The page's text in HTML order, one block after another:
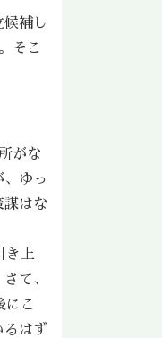
補し
そこ
がな
、ゆっ
謀はな
き上
て、
にこ
るはず